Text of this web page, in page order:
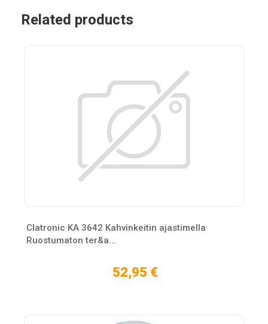
Related products
Clatronic KA 3642 Kahvinkeitin ajastimella
Ruostumaton ter&a...
52,95 €